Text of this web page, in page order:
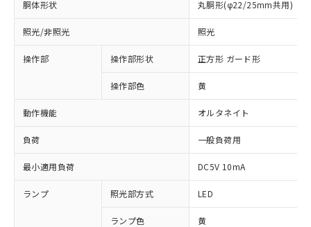
胴体形状 丸胴形(φ22/25mm共用)
照光/非照光 照光
操作部 操作部形状 正方形 ガード形
操作部色 黄
動作機能 オルタネイト
負荷 一般負荷用
最小適用負荷 DC5V 10mA
ランプ 照光部方式 LED
ランプ色 黄